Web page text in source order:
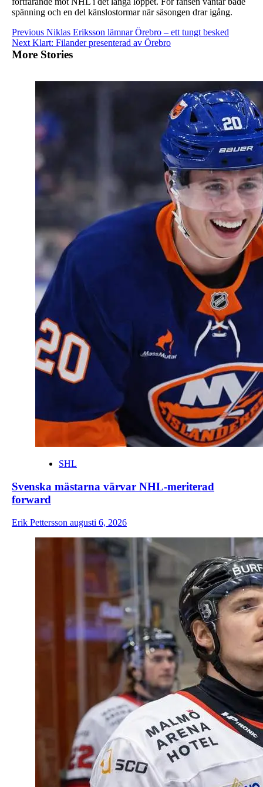
spänning och en del känslostormar när säsongen drar igång.
Continue
Reading
Previous Niklas Eriksson lämnar Örebro – ett tungt besked
Next Klart: Filander presenterad av Örebro
More Stories
SHL
Svenska mästarna värvar NHL-meriterad
forward
Erik Pettersson augusti 6, 2026